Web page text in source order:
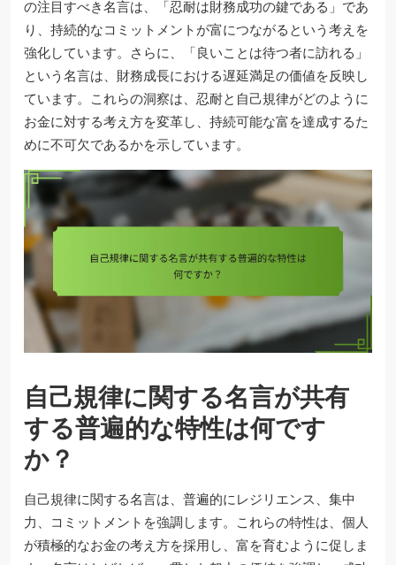
の注目すべき名言は、「忍耐は財務成功の鍵である」であ
り、持続的なコミットメントが富につながるという考えを
強化しています。さらに、「良いことは待つ者に訪れる」
という名言は、財務成長における遅延満足の価値を反映し
ています。これらの洞察は、忍耐と自己規律がどのように
お金に対する考え方を変革し、持続可能な富を達成するた
めに不可欠であるかを示しています。
自己規律に関する名言が共有
する普遍的な特性は何です
か？
自己規律に関する名言は、普遍的にレジリエンス、集中
力、コミットメントを強調します。これらの特性は、個人
が積極的なお金の考え方を採用し、富を育むように促しま